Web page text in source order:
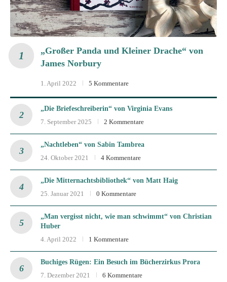
„Großer Panda und Kleiner Drache“ von
James Norbury
1. April 2022 5 Kommentare
„Die Briefeschreiberin“ von Virginia Evans
7. September 2025
2 Kommentare
„Nachtleben“ von Sabin Tambrea
24. Oktober 2021
4 Kommentare
„Die Mitternachtsbibliothek“ von Matt Haig
25. Januar 2021
0 Kommentare
„Man vergisst nicht, wie man schwimmt“ von Christian
Huber
4. April 2022
1 Kommentare
Buchiges Rügen: Ein Besuch im Bücherzirkus Prora
7. Dezember 2021
6 Kommentare